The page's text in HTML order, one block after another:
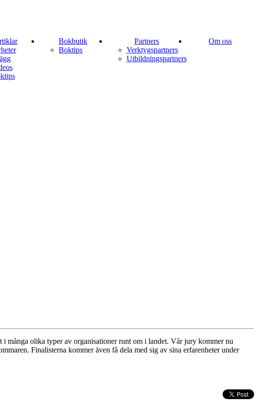
Bokbutik
Boktips
Partners
Verktygspartners
Utbildningspartners
Om oss
i många olika typer av organisationer runt om i landet. Vår jury kommer nu
Finalisterna kommer även få dela med sig av sina erfarenheter under